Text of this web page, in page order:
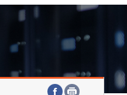
연구원 고객헌장
주요업무연락처